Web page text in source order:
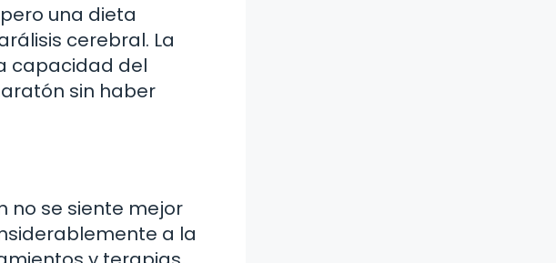
una dieta
cerebral. La
capacidad del
sin haber
no se siente mejor
a la